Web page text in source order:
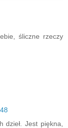
śliczne rzeczy
Jest piękna,